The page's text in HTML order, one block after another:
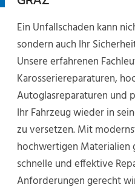
Ein Unfallschaden kann
sondern auch Ihr
Unsere erfahrenen
Karosseriereparaturen,
Autoglasreparaturen und
Ihr Fahrzeug wieder in
zu versetzen. Mit
hochwertigen Materialien
schnelle und effektive
Anforderungen gerecht